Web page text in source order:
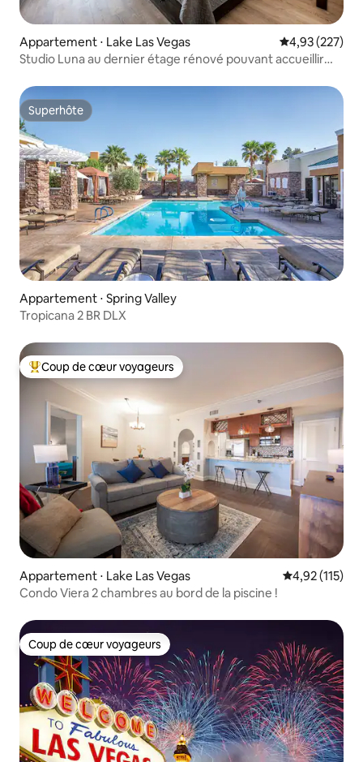
Appartement ⋅ Lake Las Vegas Évaluation
4,93 (227)
Studio Luna au dernier étage rénové pouvant accueillir
Superhôte
Superhôte
Appartement ⋅ Spring Valley
Tropicana 2 BR DLX
Coups de cœur voyageurs les plus appréciés
Coup de cœur voyageurs
Appartement ⋅ Lake Las Vegas Évaluation
4,92 (115)
Condo Viera 2 chambres au bord de la piscine !
Coup de cœur voyageurs
Coup de cœur voyageurs